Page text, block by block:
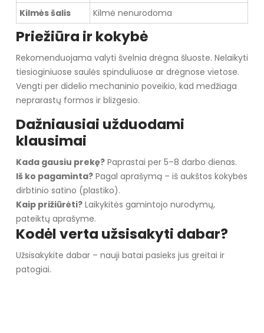
Kilmės šalis
Kilmė nenurodoma
Priežiūra ir kokybė
Rekomenduojama valyti švelnia drėgna šluoste. Nelaikyti
tiesioginiuose saulės spinduliuose ar drėgnose vietose.
Vengti per didelio mechaninio poveikio, kad medžiaga
neprarastų formos ir blizgesio.
Dažniausiai užduodami
klausimai
Kada gausiu prekę?Paprastai per 5–8 darbo dienas.
Iš ko pagaminta?Pagal aprašymą – iš aukštos kokybės
dirbtinio satino (plastiko).
Kaip prižiūrėti?Laikykitės gamintojo nurodymų,
pateiktų aprašyme.
Kodėl verta užsisakyti dabar?
Užsisakykite dabar – nauji batai pasieks jus greitai ir
patogiai.